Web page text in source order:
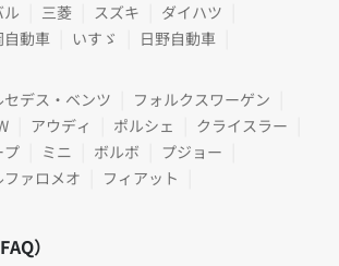
ル
三菱 スズキ
ダイハツ
自動車
いすゞ 日野自動車
セデス・ベンツ
フォルクスワーゲン
アウディ ポルシェ
クライスラー
プ
ミニ ボルボ
プジョー
ファロメオ
フィアット
）